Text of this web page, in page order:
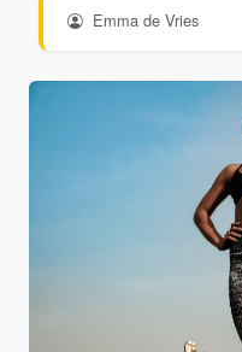
Emma de Vries